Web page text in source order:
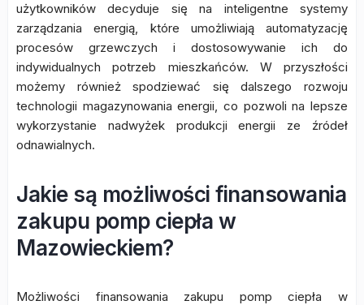
użytkowników decyduje się na inteligentne systemy
zarządzania energią, które umożliwiają automatyzację
procesów grzewczych i dostosowywanie ich do
indywidualnych potrzeb mieszkańców. W przyszłości
możemy również spodziewać się dalszego rozwoju
technologii magazynowania energii, co pozwoli na lepsze
wykorzystanie nadwyżek produkcji energii ze źródeł
odnawialnych.
Jakie są możliwości finansowania
zakupu pomp ciepła w
Mazowieckiem?
Możliwości finansowania zakupu pomp ciepła w